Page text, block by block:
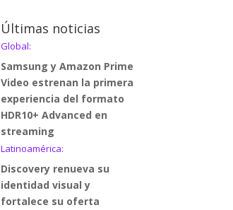
Últimas noticias
Global:
Samsung y Amazon Prime
Video estrenan la primera
experiencia del formato
HDR10+ Advanced en
streaming
Latinoamérica:
Discovery renueva su
identidad visual y
fortalece su oferta